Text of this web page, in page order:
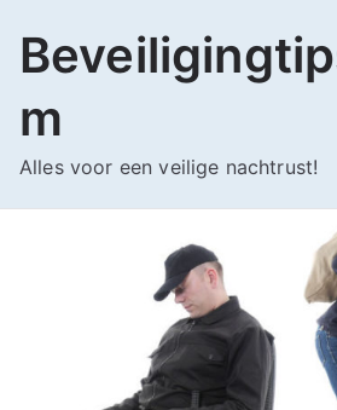
naar
inhoud
m
Alles voor een veilige nachtrust!